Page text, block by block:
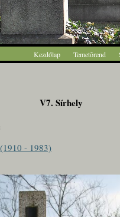
Kezdőlap Temetõrend
V7. Sírhely
- 1983)